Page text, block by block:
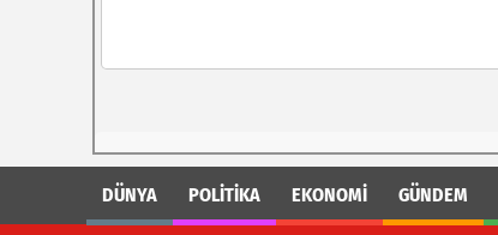
DÜNYA POLİTİKA EKONOMİ GÜNDEM